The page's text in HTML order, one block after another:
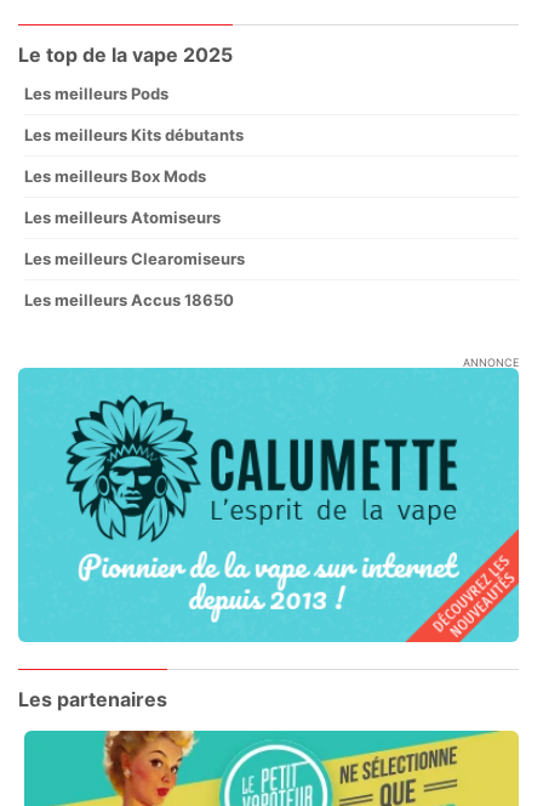
Le top de la vape 2025
Les meilleurs Pods
Les meilleurs Kits débutants
Les meilleurs Box Mods
Les meilleurs Atomiseurs
Les meilleurs Clearomiseurs
Les meilleurs Accus 18650
ANNONCE
Les partenaires